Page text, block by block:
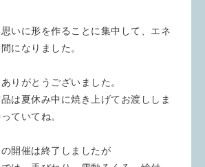
いに形を作ることに集中して、エネ
になりました。
りがとうございました。
は夏休み中に焼き上げてお渡ししま
ていてね。
開催は終了しましたが